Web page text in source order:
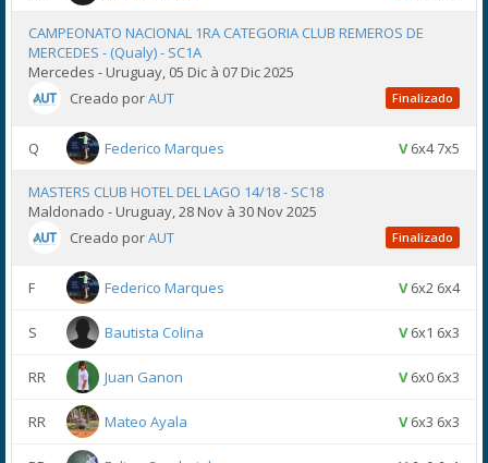
CAMPEONATO NACIONAL 1RA CATEGORIA CLUB REMEROS DE
MERCEDES - (Qualy) - SC1A
Mercedes - Uruguay, 05 Dic à 07 Dic 2025
Creado porAUT Finalizado
Q Federico Marques V6x4 7x5
MASTERS CLUB HOTEL DEL LAGO 14/18 - SC18
Maldonado - Uruguay, 28 Nov à 30 Nov 2025
Creado porAUT Finalizado
F Federico Marques V6x2 6x4
S Bautista Colina V6x1 6x3
RR Juan Ganon V6x0 6x3
RR Mateo Ayala V6x3 6x3